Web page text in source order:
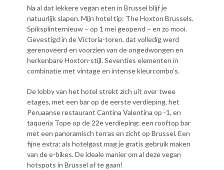
Na al dat lekkere vegan eten in Brussel blijf je
natuurlijk slapen. Mijn hotel tip: The Hoxton Brussels.
Spiksplinternieuw – op 1 mei geopend – en zo mooi.
Gevestigd in de Victoria-toren, dat volledig werd
gerenoveerd en voorzien van de ongedwongen en
herkenbare Hoxton-stijl. Seventies elementen in
combinatie met vintage en intense kleurcombo’s.
De lobby van het hotel strekt zich uit over twee
etages, met een bar op de eerste verdieping, het
Peruaanse restaurant Cantina Valentina op -1, en
taqueria Tope op de 22e verdieping: een rooftop bar
met een panoramisch terras en zicht op Brussel. Een
fijne extra: als hotelgast mag je gratis gebruik maken
van de e-bikes. De ideale manier om al deze vegan
hotspots in Brussel af te gaan!